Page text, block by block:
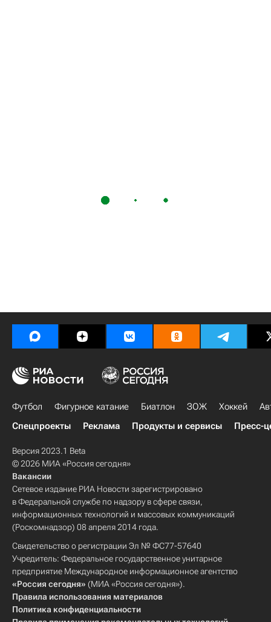
Футбол Фигурное катание Биатлон ЗОЖ Хоккей
Спецпроекты
Реклама Продукты и сервисы Пресс-
Версия 2023.1 Beta
© 2026 МИА «Россия сегодня»
Вакансии
Сетевое издание РИА Новости зарегистрировано
в Федеральной службе по надзору в сфере связи,
информационных технологий и массовых коммуникаций
(Роскомнадзор) 08 апреля 2014 года.
Свидетельство о регистрации Эл № ФС77-57640
Учредитель: Федеральное государственное унитарное
предприятие Международное информационное агентство
«Россия сегодня» (МИА «Россия сегодня»).
Правила использования материалов
Политика конфиденциальности